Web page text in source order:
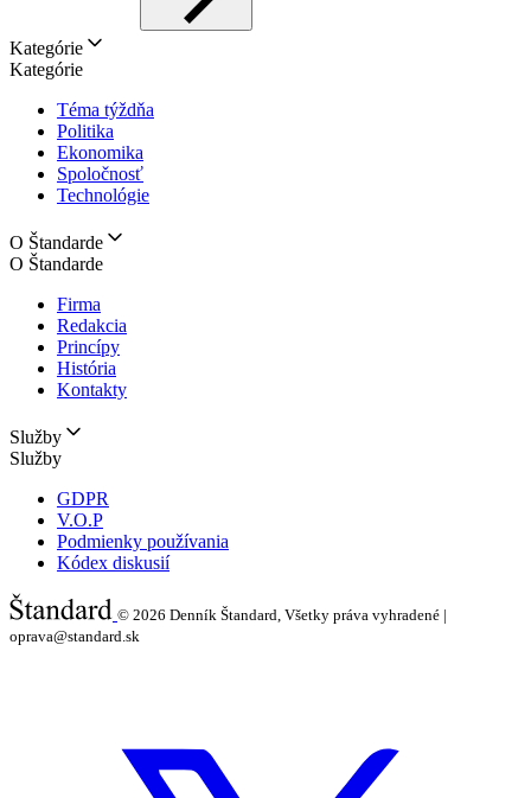
Kategórie
Kategórie
Téma týždňa
Politika
Ekonomika
Spoločnosť
Technológie
O Štandarde
O Štandarde
Firma
Redakcia
Princípy
História
Kontakty
Služby
Služby
GDPR
V.O.P
Podmienky používania
Kódex diskusií
© 2026 Denník Štandard, Všetky práva vyhradené |
oprava@standard.sk